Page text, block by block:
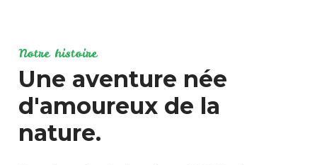
Notre histoire
Une aventure née
d'amoureux de la
nature.